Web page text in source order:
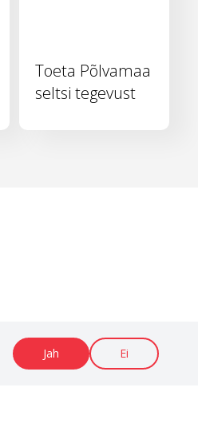
Jah Ei
Toeta Põlvamaa
seltsi tegevust